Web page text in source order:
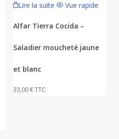
Lire la suite Vue rapide
Alfar Tierra Cocida –
Saladier moucheté jaune
et blanc
33,00€TTC